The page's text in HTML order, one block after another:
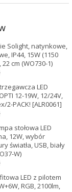
Solight, natynkowe,
IP44, 15W (1150
22 cm (WO730-1)
LED
12-19W, 12/24V,
2-PACK! [ALR0061]
stołowa LED
12W, wybór
światła, USB, biały
W)
LED z pilotem
RGB, 2100lm,